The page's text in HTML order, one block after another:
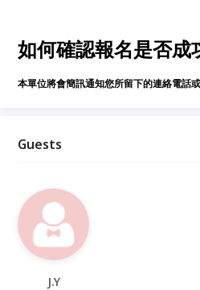
如何確認報名是否成
本單位將會簡訊通知您所留下的連絡電話
Guests
J.Y